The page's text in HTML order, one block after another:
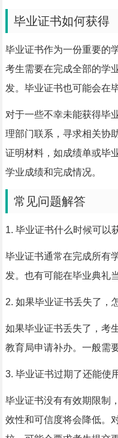
毕业证书如何获得
毕业证书作为一份重要的
考生需要在完成全部的学
发。毕业证书也可能会在
对于一些不幸未能获得毕
理部门联系，寻求相关协
证明材料，如成绩单或毕
学业成绩和完成情况。
常见问题解答
1. 毕业证书什么时候可以
毕业证书通常在完成所有
发。也有可能在毕业典礼
2. 如果毕业证书丢失了，
如果毕业证书丢失了，考
教育局申请补办。一般需
3. 毕业证书过期了还能使
毕业证书没有有效期限制
效性和可信度将会降低。